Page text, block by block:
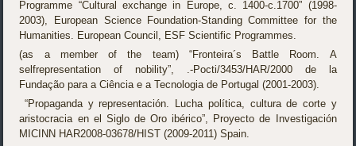
Programme “Cultural exchange in Europe, c. 1400-c.1700” (1998-
2003), European Science Foundation-Standing Committee for the
Humanities. European Council, ESF Scientific Programmes.
(as a member of the team) “Fronteira´s Battle Room. A
selfrepresentation of nobility”, .-Pocti/3453/HAR/2000 de la
Fundação para a Ciência e a Tecnologia de Portugal (2001-2003).
“Propaganda y representación. Lucha política, cultura de corte y
aristocracia en el Siglo de Oro ibérico”, Proyecto de Investigación
MICINN HAR2008-03678/HIST (2009-2011) Spain.